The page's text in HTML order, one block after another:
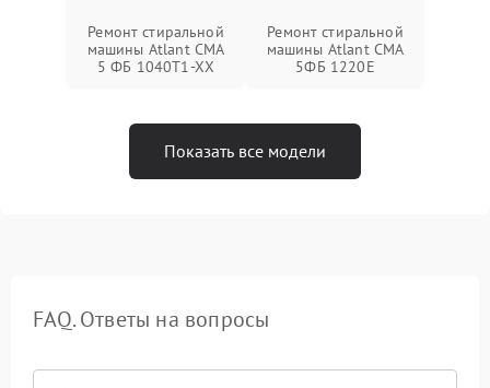
Ремонт стиральной
машины Atlant СМА
5 ФБ 1040Т1-ХХ
Ремонт стиральной
машины Atlant СМА
5ФБ 1220Е
Показать все модели
FAQ. Ответы на вопросы